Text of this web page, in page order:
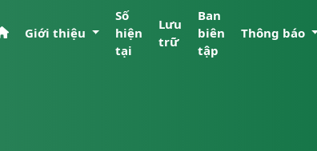
Giới thiệu
Số
hiện
tại
Lưu
trữ
Ban
biên
tập
Thông báo